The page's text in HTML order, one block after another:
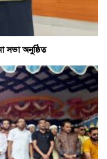
সভা অনুষ্ঠিত